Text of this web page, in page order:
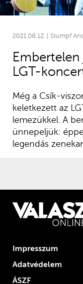
2021.08.12. | Stumpf
LGT-
Még a Csík-
keletkezett az
lemezükkel. A
ünnepeljük:
legendás
Impresszum
Adatvédelem
ÁSZF